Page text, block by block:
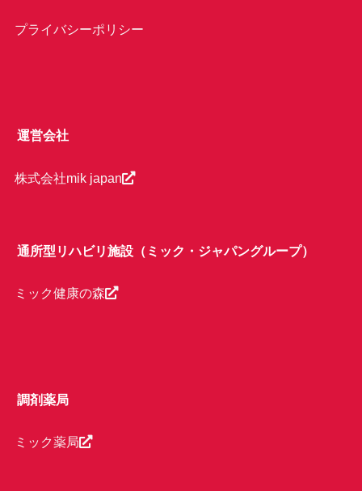
プライバシーポリシー
運営会社
株式会社mik japan
通所型リハビリ施設（ミック・ジャパングループ）
ミック健康の森
調剤薬局
ミック薬局